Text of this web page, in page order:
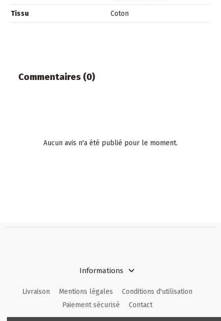
Tissu Coton
Commentaires (0)
Aucun avis n'a été publié pour le moment.
Informations
Livraison Mentions légales
Conditions d'utilisation
Paiement sécurisé
Contact